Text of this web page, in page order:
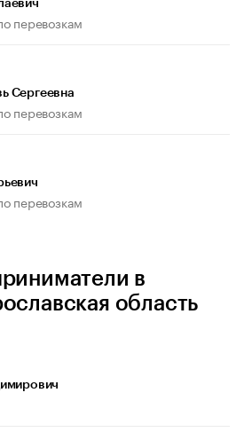
перевозкам
Сергеевна
перевозкам
перевозкам
в
область